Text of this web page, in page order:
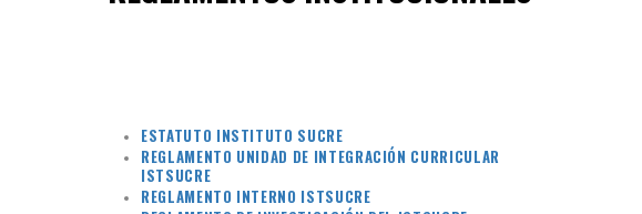
ESTATUTO INSTITUTO SUCRE
REGLAMENTO UNIDAD DE INTEGRACIÓN CURRICULAR
ISTSUCRE
REGLAMENTO INTERNO ISTSUCRE